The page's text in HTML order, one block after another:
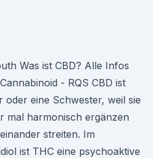
Was ist CBD? Alle Infos
- RQS CBD ist
oder eine Schwester, weil sie
mal harmonisch ergänzen
streiten. Im
ist THC eine psychoaktive